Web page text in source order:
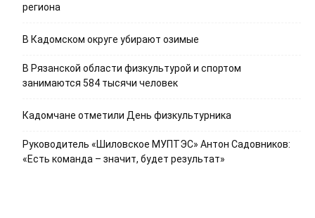
региона
В Кадомском округе убирают озимые
В Рязанской области физкультурой и спортом
занимаются 584 тысячи человек
Кадомчане отметили День физкультурника
Руководитель «Шиловское МУПТЭС» Антон Садовников:
«Есть команда – значит, будет результат»